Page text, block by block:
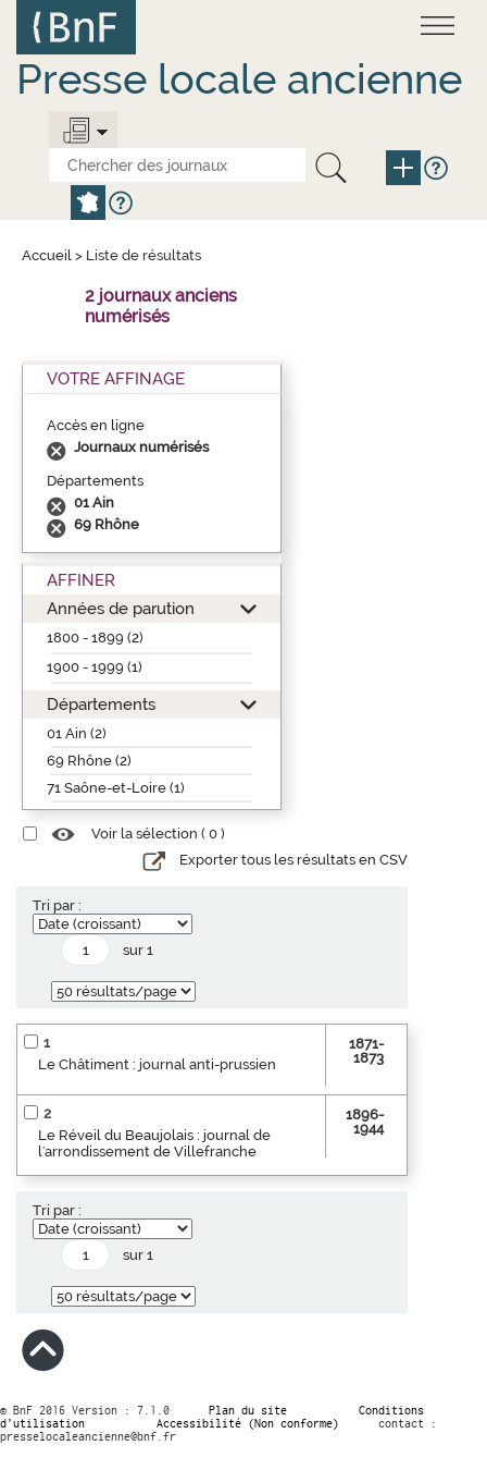
contenu
principal
Presse locale ancienne
Accueil > Liste de résultats
2 journaux anciens
numérisés
VOTRE AFFINAGE
Accès en ligne
Journaux numérisés
Départements
01 Ain
69 Rhône
AFFINER
Années de parution
1800 - 1899 (2)
1900 - 1999 (1)
Départements
01 Ain (2)
69 Rhône (2)
71 Saône-et-Loire (1)
Voir la sélection ( 0 )
Exporter tous les résultats en CSV
Tri par :
sur 1
1
Le Châtiment : journal anti-prussien
1871-
1873
2
Le Réveil du Beaujolais : journal de
l'arrondissement de Villefranche
1896-
1944
Tri par :
sur 1
© BnF 2016 Version : 7.1.0 Plan du site
Conditions
d’utilisation
Accessibilité (Non conforme)
contact :
presselocaleancienne@bnf.fr
Panneau de gestion des cookies